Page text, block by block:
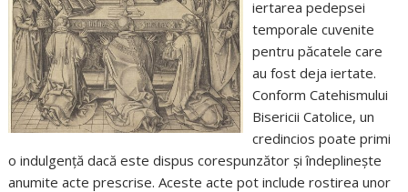
iertarea pedepsei
temporale cuvenite
pentru păcatele care
au fost deja iertate.
Conform Catehismului
Bisericii Catolice, un
credincios poate primi
o indulgență dacă este dispus corespunzător și îndeplinește
anumite acte prescrise. Aceste acte pot include rostirea unor